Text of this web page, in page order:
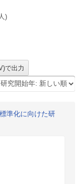
)
準化に向けた研